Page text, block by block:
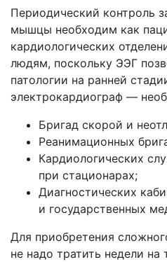
Периодический контроль
мышцы необходим как
кардиологических
людям, поскольку ЭЭГ
патологии на ранней
электрокардиограф —
Бригад скорой и
Реанимационных
Кардиологических
при стационарах;
Диагностических
и государственных
Для приобретения
не надо тратить недели